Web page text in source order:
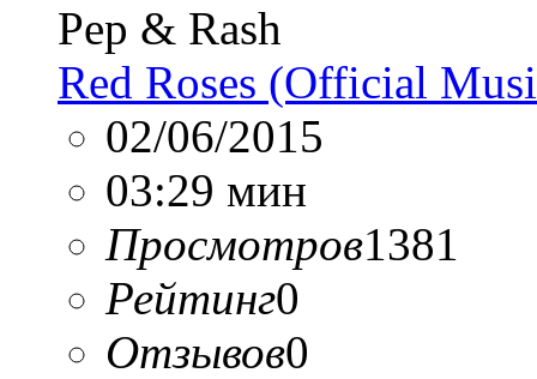
Pep & Rash
Red Roses (Official
02/06/2015
03:29 мин
Просмотров1381
Рейтинг0
Отзывов0